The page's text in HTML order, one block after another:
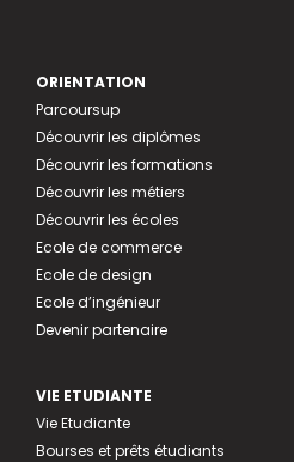
ORIENTATION
Parcoursup
Découvrir les diplômes
Découvrir les formations
Découvrir les métiers
Découvrir les écoles
Ecole de commerce
Ecole de design
Ecole d’ingénieur
Devenir partenaire
VIE ETUDIANTE
Vie Etudiante
Bourses et prêts étudiants